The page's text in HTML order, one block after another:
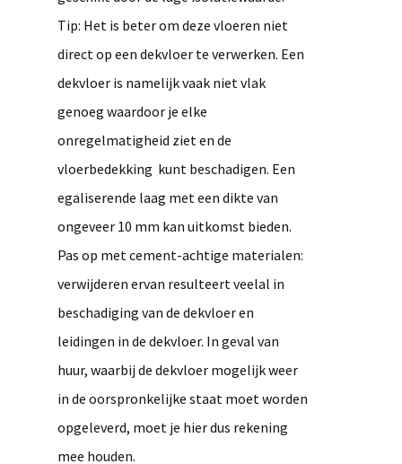
Tip: Het is beter om deze vloeren niet
direct op een dekvloer te verwerken. Een
dekvloer is namelijk vaak niet vlak
genoeg waardoor je elke
onregelmatigheid ziet en de
vloerbedekking kunt beschadigen. Een
egaliserende laag met een dikte van
ongeveer 10 mm kan uitkomst bieden.
Pas op met cement-achtige materialen:
verwijderen ervan resulteert veelal in
beschadiging van de dekvloer en
leidingen in de dekvloer. In geval van
huur, waarbij de dekvloer mogelijk weer
in de oorspronkelijke staat moet worden
opgeleverd, moet je hier dus rekening
mee houden.